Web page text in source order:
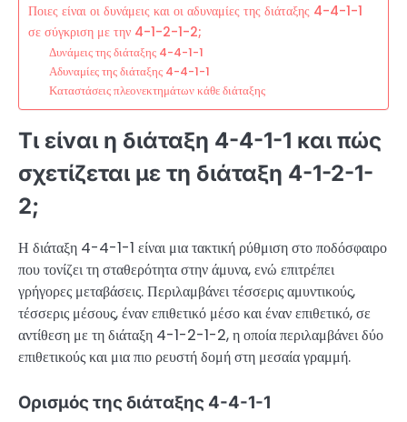
Ποιες είναι οι δυνάμεις και οι αδυναμίες της διάταξης 4-4-1-1
σε σύγκριση με την 4-1-2-1-2;
Δυνάμεις της διάταξης 4-4-1-1
Αδυναμίες της διάταξης 4-4-1-1
Καταστάσεις πλεονεκτημάτων κάθε διάταξης
Τι είναι η διάταξη 4-4-1-1 και πώς
σχετίζεται με τη διάταξη 4-1-2-1-
2;
Η διάταξη 4-4-1-1 είναι μια τακτική ρύθμιση στο ποδόσφαιρο
που τονίζει τη σταθερότητα στην άμυνα, ενώ επιτρέπει
γρήγορες μεταβάσεις. Περιλαμβάνει τέσσερις αμυντικούς,
τέσσερις μέσους, έναν επιθετικό μέσο και έναν επιθετικό, σε
αντίθεση με τη διάταξη 4-1-2-1-2, η οποία περιλαμβάνει δύο
επιθετικούς και μια πιο ρευστή δομή στη μεσαία γραμμή.
Ορισμός της διάταξης 4-4-1-1